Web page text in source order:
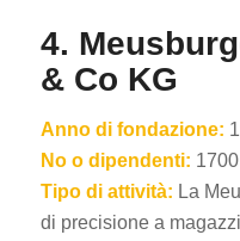
4.
& Co KG
Anno di fondazione:
No o dipendenti: 1700
Tipo di attività: La
di precisione a